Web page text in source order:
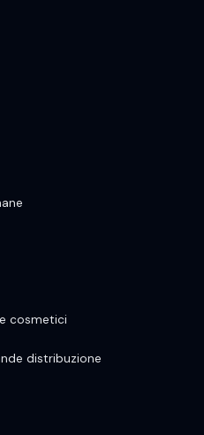
cosmetici
distribuzione